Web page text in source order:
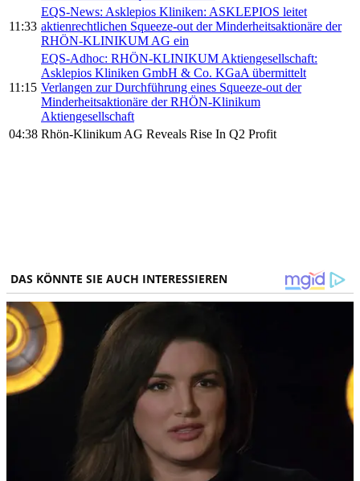
11:33
EQS-News: Asklepios Kliniken: ASKLEPIOS leitet
aktienrechtlichen Squeeze-out der Minderheitsaktionäre der
RHÖN-KLINIKUM AG ein
11:15
EQS-Adhoc: RHÖN-KLINIKUM Aktiengesellschaft:
Asklepios Kliniken GmbH & Co. KGaA übermittelt
Verlangen zur Durchführung eines Squeeze-out der
Minderheitsaktionäre der RHÖN-Klinikum
Aktiengesellschaft
04:38 Rhön-Klinikum AG Reveals Rise In Q2 Profit